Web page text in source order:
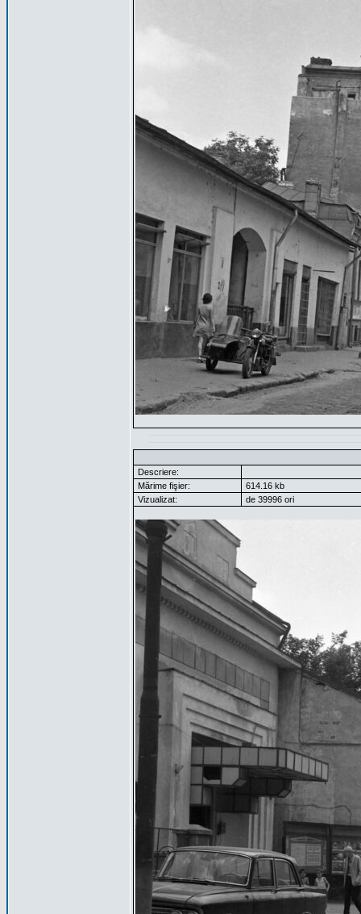
Descriere:
Mărime fişier:
614.16 kb
Vizualizat:
de 39996 ori